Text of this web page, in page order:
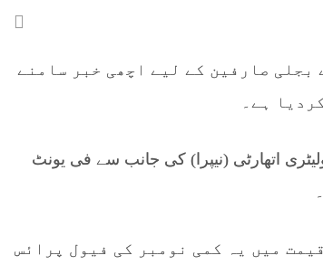
بجلی صارفین کے لیے اچھی خبر سامنے
ہے۔
اتھارٹی (نیپرا) کی جانب سے فی یونٹ
میں یہ کمی نومبر کی فیول پرائس